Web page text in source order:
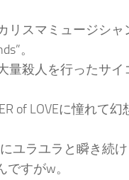
スマミュージシャ
。
量殺人を行ったサイ
of LOVEに憧れて
ユラユラと瞬き続け
ですがw。